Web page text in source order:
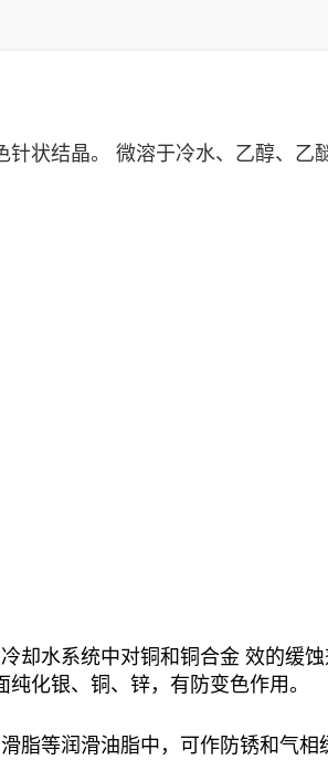
状结晶。 微溶于冷水、乙醇、乙
却水系统中对铜和铜合金 效的缓
化银、铜、锌，有防变色作用。
脂等润滑油脂中，可作防锈和气